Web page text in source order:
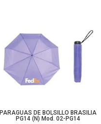
PARAGUAS DE BOLSILLO BRASILIA
PG14 (N) Mod. 02-PG14